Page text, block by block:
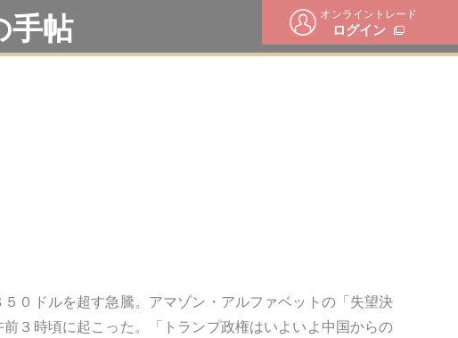
オンライントレード
ログイン
手帖
０ドルを超す急騰。アマゾン・アルファベットの「失望決
３時頃に起こった。「トランプ政権はいよいよ中国からの